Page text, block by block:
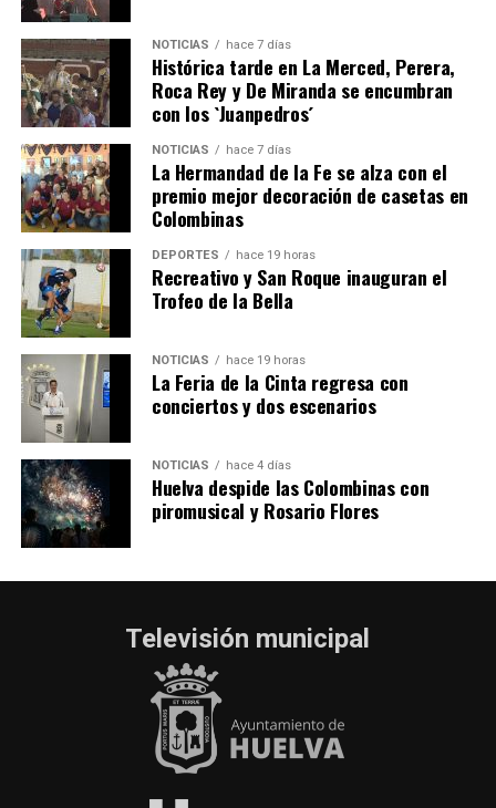
SEXTA CORRIDA DE LAS FIESTAS COLOMBINAS
2026
hace 4 días· Huelvatv
NOTICIAS hace 7 días
Histórica tarde en La Merced, Perera,
Roca Rey y De Miranda se encumbran
con los `Juanpedros´
NOTICIAS hace 7 días
La Hermandad de la Fe se alza con el
premio mejor decoración de casetas en
Colombinas
DEPORTES hace 19 horas
Recreativo y San Roque inauguran el
Trofeo de la Bella
NOTICIAS hace 19 horas
La Feria de la Cinta regresa con
conciertos y dos escenarios
NOTICIAS hace 4 días
Huelva despide las Colombinas con
piromusical y Rosario Flores
Televisión municipal